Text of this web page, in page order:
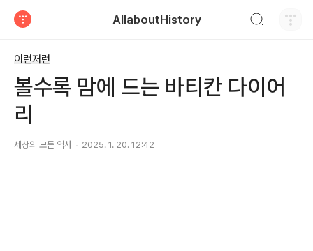
AllaboutHistory
이런저런
볼수록 맘에 드는 바티칸 다이어
리
세상의 모든 역사 2025. 1. 20. 12:42